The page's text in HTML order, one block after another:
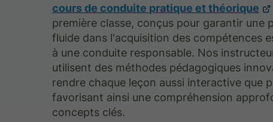
cours de conduite pratique et théorique
première classe, conçus pour garantir une
fluide dans l'acquisition des compétences
à une conduite responsable. Nos
utilisent des méthodes pédagogiques
rendre chaque leçon aussi interactive que
favorisant ainsi une compréhension
concepts clés.